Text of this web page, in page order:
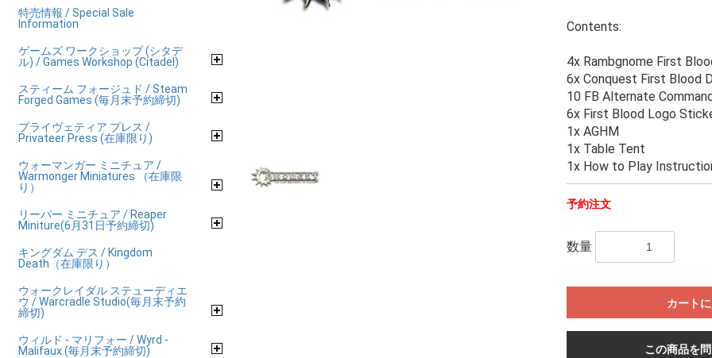
特売情報 / Special Sale
Information
ゲームズ ワークショップ (シタデ
ル) / Games Workshop (Citadel)
スティーム フォージュド / Steam
Forged Games (毎月末予約締切)
プライヴェティア プレス /
Privateer Press (在庫限り)
ウォーマンガー ミニチュア /
Warmonger Miniatures （在庫限
り）
リーパー ミニチュア / Reaper
Miniture(6月31日予約締切)
キングダム デス / Kingdom
Death（在庫限り）
ウォークレイダル ステューディエ
ウ / Warcradle Studio(毎月末予約
締切)
ウィルド - マリフォー / Wyrd -
Malifaux (毎月末予約締切)
Contents:
4x Rambgnome First
6x Conquest First Blood
10 FB Alternate
6x First Blood Logo
1x AGHM
1x Table Tent
1x How to Play
予約注文
数量
カート
この商品を